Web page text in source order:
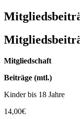
Mitgliedschaft
Beiträge (mtl.)
Kinder bis 18 Jahre
14,00€